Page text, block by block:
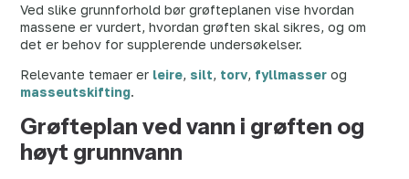
Ved slike grunnforhold bør grøfteplanen vise hvordan
massene er vurdert, hvordan grøften skal sikres, og om
det er behov for supplerende undersøkelser.
Relevante temaer er leire, silt, torv, fyllmasser og
masseutskifting.
Grøfteplan ved vann i grøften og
høyt grunnvann